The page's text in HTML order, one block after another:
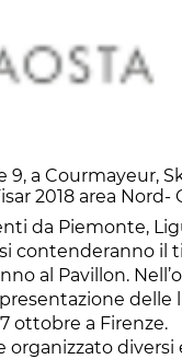
a Courmayeur,
2018 area Nord-
da Piemonte,
contenderanno il
al Pavillon.
delle
ottobre a Firenze.
organizzato